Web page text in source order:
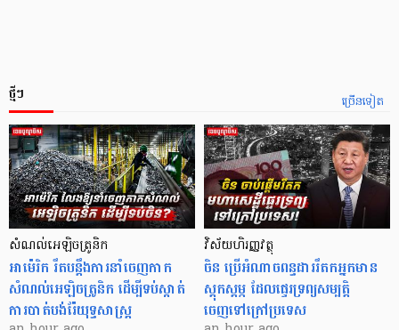
ច្រើនទៀត
ថ្មីៗ
សំណល់អេឡិចត្រូនិក
អាម៉េរិក រឹតបន្តឹងការនាំចេញកាក
សំណល់អេឡិចត្រូនិក ដើម្បីទប់ស្កាត់
ការបាត់បង់រ៉ែយុទ្ធសាស្ត្រ
វិស័យហិរញ្ញវត្ថុ
ចិន ប្រើ​អំណាចពន្ធដាររឹតកអ្នកមាន
ស្ដុកស្ដម្ភ ដែលផ្ទេរទ្រព្យសម្បត្តិ
ចេញទៅក្រៅប្រទេស